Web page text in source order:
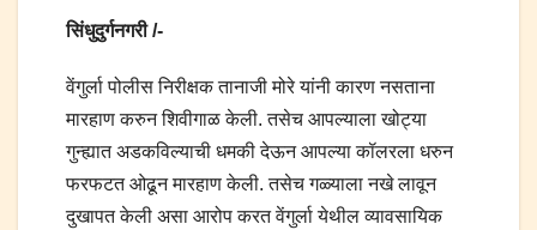
सिंधुदुर्गनगरी /-
वेंगुर्ला पोलीस निरीक्षक तानाजी मोरे यांनी कारण नसताना
मारहाण करुन शिवीगाळ केली. तसेच आपल्याला खोट्या
गुन्ह्यात अडकविल्याची धमकी देऊन आपल्या कॉलरला धरुन
फरफटत ओढून मारहाण केली. तसेच गळ्याला नखे लावून
दुखापत केली असा आरोप करत वेंगुर्ला येथील व्यावसायिक